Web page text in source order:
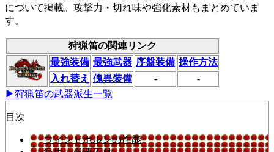
について掲載。攻撃力・切れ味や強化素材もまとめていま
す。
狩猟笛の関連リンク
最強装備 最強武器 序盤装備 操作方法
入れ替え 傀異装備 -
-
▶狩猟笛の武器派生一覧
目次
ウィンドホルンの性能